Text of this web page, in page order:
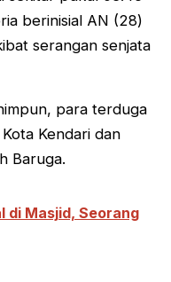
berinisial AN (28)
serangan senjata
para terduga
Kendari dan
Baruga.
di Masjid, Seorang